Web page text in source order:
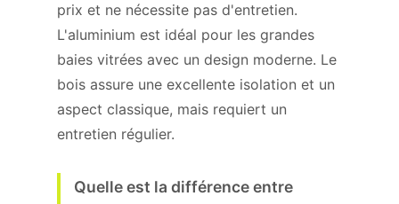
prix et ne nécessite pas d'entretien.
L'aluminium est idéal pour les grandes
baies vitrées avec un design moderne. Le
bois assure une excellente isolation et un
aspect classique, mais requiert un
entretien régulier.
Quelle est la différence entre